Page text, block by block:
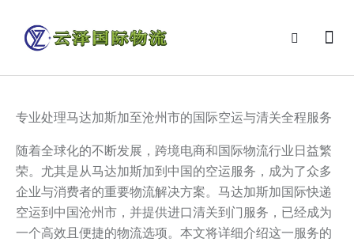
专业处理马达加斯加至沧州市的国际空运与清关全程服务
随着全球化的不断发展，跨境电商和国际物流行业日益繁
荣。尤其是从马达加斯加到中国的空运服务，成为了众多
企业与消费者的重要物流解决方案。马达加斯加国际快递
空运到中国沧州市，并提供进口清关到门服务，已经成为
一个高效且便捷的物流选项。本文将详细介绍这一服务的